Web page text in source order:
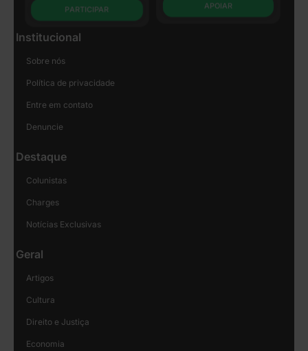
PARTICIPAR
APOIAR
Institucional
Sobre nós
Política de privacidade
Entre em contato
Denuncie
Destaque
Colunistas
Charges
Notícias Exclusivas
Geral
Artigos
Cultura
Direito e Justiça
Economia